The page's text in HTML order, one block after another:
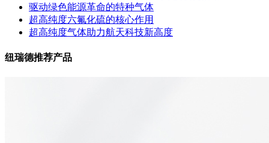
驱动绿色能源革命的特种气体
超高纯度六氟化硫的核心作用
超高纯度气体助力航天科技新高度
纽瑞德推荐产品